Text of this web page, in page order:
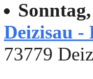
Deizisau -
73779